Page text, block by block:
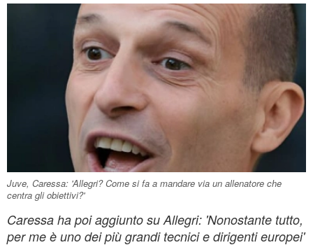
Juve, Caressa: 'Allegri? Come si fa a mandare via un allenatore che
centra gli obiettivi?'
Caressa ha poi aggiunto su Allegri: 'Nonostante tutto,
per me è uno dei più grandi tecnici e dirigenti europei'